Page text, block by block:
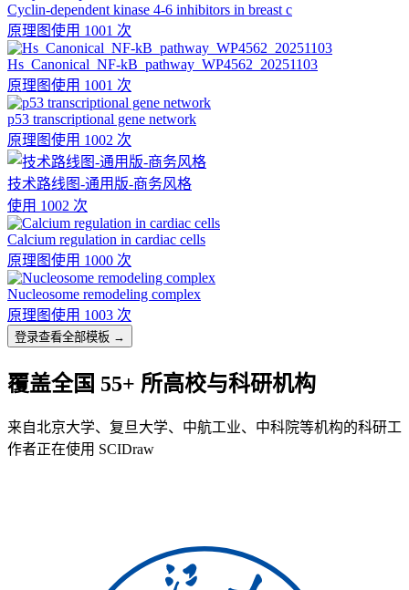
Cyclin-dependent kinase 4-6 inhibitors in breast c
原理图使用 1001 次
Hs_Canonical_NF-kB_pathway_WP4562_20251103
原理图使用 1001 次
p53 transcriptional gene network
原理图使用 1002 次
技术路线图-通用版-商务风格
使用 1002 次
Calcium regulation in cardiac cells
原理图使用 1000 次
Nucleosome remodeling complex
原理图使用 1003 次
登录查看全部模板 →
覆盖全国 55+ 所高校与科研机构
来自北京大学、复旦大学、中航工业、中科院等机构的科研工
作者正在使用 SCIDraw